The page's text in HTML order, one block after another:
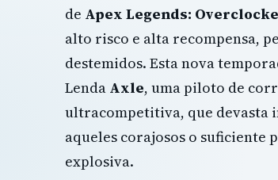
de Apex Legends:
alto risco e alta recompensa,
destemidos. Esta nova
Lenda Axle, uma piloto de
ultracompetitiva, que devasta
aqueles corajosos o suficiente
explosiva.